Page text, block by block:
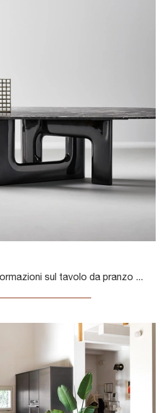
Vuoi avere ulteriori informazioni sul tavolo da pranzo Liaison di Bonaldo? Clicca e ottieni informazioni sui modelli fissi della firma.